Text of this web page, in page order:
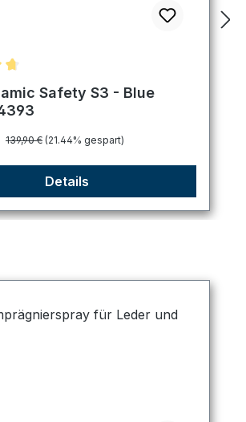
Bewertung von 4.8 von 5
Safety S3 - Blue
Regulärer Preis:
139,90 € (21.44% gespart)
Details